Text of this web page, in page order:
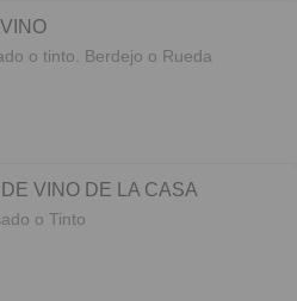
o tinto. Berdejo o Rueda
VINO DE LA CASA
o Tinto